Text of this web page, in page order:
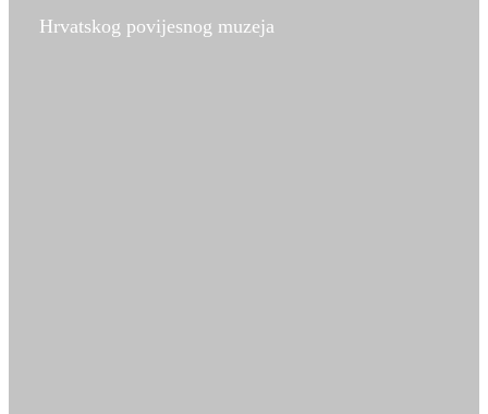
Hrvatskog povijesnog muzeja